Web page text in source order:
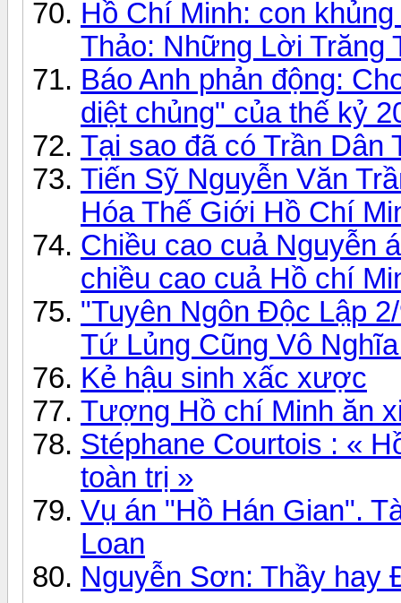
Hồ Chí Minh: con
Thảo: Những Lời Trăng
Báo Anh phản động:
diệt chủng" của thế kỷ
Tại sao đã có Trần Dân
Tiến Sỹ Nguyễn Văn
Hóa Thế Giới Hồ Chí
Chiều cao cuả Nguyễn
chiều cao cuả Hồ chí
"Tuyên Ngôn Độc Lập
Tứ Lủng Cũng Vô
Kẻ hậu sinh xấc xược
Tượng Hồ chí Minh ăn
Stéphane Courtois : «
toàn trị »
Vụ án "Hồ Hán Gian".
Loan
Nguyễn Sơn: Thầy hay